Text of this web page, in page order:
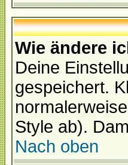
Wie ändere
Deine
gespeichert.
Style ab).
Nach oben